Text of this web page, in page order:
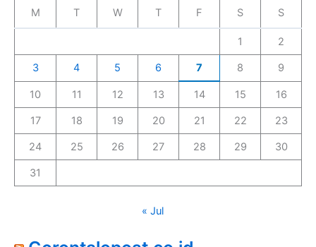
M T W T F S S
1 2
3 4 5 6 7 8 9
10 11 12 13 14 15 16
17 18 19 20 21 22 23
24 25 26 27 28 29 30
31
« Jul